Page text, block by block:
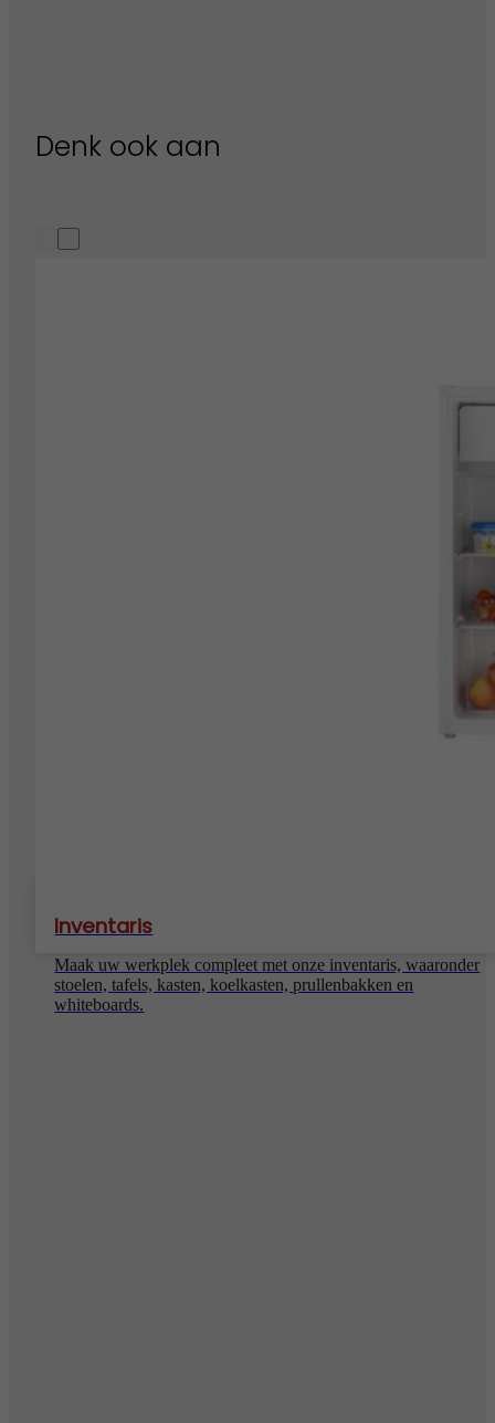
Denk ook aan
Inventaris
Maak uw werkplek compleet met onze inventaris, waaronder
stoelen, tafels, kasten, koelkasten, prullenbakken en
whiteboards.